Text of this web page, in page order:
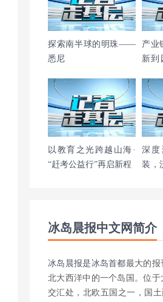
探索南半球的明珠——
悉尼
产业
新到
以教育之光跨越山海·
“赶考公益行”再启新程
深
装，
冰岛晨报中文网简介
冰岛晨报是冰岛首都最大的报
北大西洋中的一个岛国。位于
交汇处，北欧五国之一，国